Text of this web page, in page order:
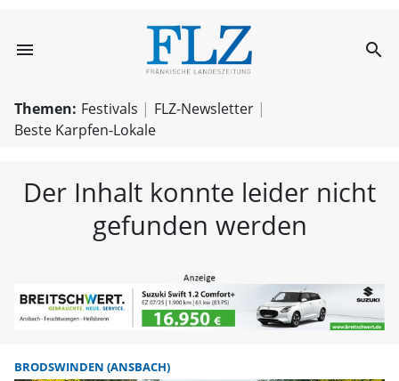
menu FLZ – search
Themen: Festivals
FLZ-Newsletter
Beste Karpfen-Lokale
Der Inhalt konnte leider nicht
gefunden werden
BRODSWINDEN (ANSBACH)